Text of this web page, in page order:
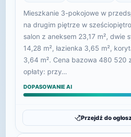
Mieszkanie 3-pokojowe w
na drugim piętrze w
salon z aneksem 23,17 m², dwie
14,28 m², łazienka 3,65 m²,
3,64 m². Cena bazowa 480 520
opłaty: przy…
DOPASOWANIE AI
Przejdź do